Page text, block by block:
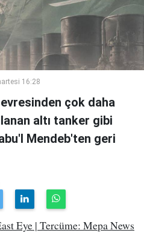
16:28
çok daha
altı tanker gibi
Mendeb'ten geri
Eye | Tercüme: Mepa News